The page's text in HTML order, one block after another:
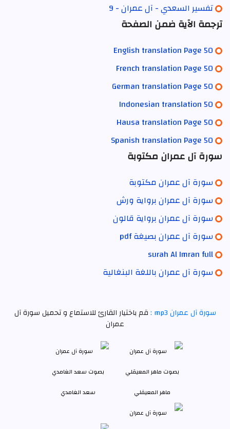
تفسير السعدي - آل عمران - 9
ترجمة الآية ضمن الصفحة
English translation Page 50
French translation Page 50
German translation Page 50
Indonesian translation 50
Hausa translation Page 50
Spanish translation Page 50
سورة آل عمران مكتوبة
سورة آل عمران مكتوبة
سورة آل عمران برواية ورش
سورة آل عمران برواية قالون
سورة آل عمران بصيغة pdf
surah Al Imran full
سورة آل عمران باللغة البنغالية
سورة آل عمران mp3 :
قم باختيار القارئ للاستماع و تحميل سورة آل
عمران
ماهر المعيقلي سعد الغامدي